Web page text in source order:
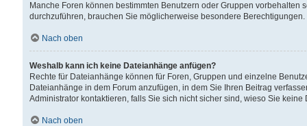
Manche Foren können bestimmten Benutzern oder Gruppen
durchzuführen, brauchen Sie möglicherweise besondere
Nach oben
Weshalb kann ich keine Dateianhänge anfügen?
Rechte für Dateianhänge können für Foren, Gruppen und einzelne
Dateianhänge in dem Forum anzufügen, in dem Sie Ihren Beitrag
Administrator kontaktieren, falls Sie sich nicht sicher sind, wieso Sie
Nach oben